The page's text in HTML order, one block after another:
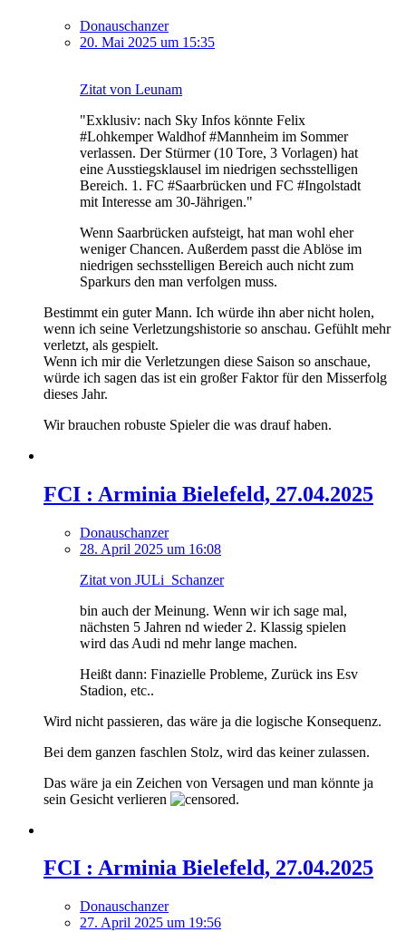
Donauschanzer
20. Mai 2025 um 15:35
Zitat von Leunam
"Exklusiv: nach Sky Infos könnte Felix
#Lohkemper Waldhof #Mannheim im Sommer
verlassen. Der Stürmer (10 Tore, 3 Vorlagen) hat
eine Ausstiegsklausel im niedrigen sechsstelligen
Bereich. 1. FC #Saarbrücken und FC #Ingolstadt
mit Interesse am 30-Jährigen."
Wenn Saarbrücken aufsteigt, hat man wohl eher
weniger Chancen. Außerdem passt die Ablöse im
niedrigen sechsstelligen Bereich auch nicht zum
Sparkurs den man verfolgen muss.
Bestimmt ein guter Mann. Ich würde ihn aber nicht holen,
wenn ich seine Verletzungshistorie so anschau. Gefühlt mehr
verletzt, als gespielt.
Wenn ich mir die Verletzungen diese Saison so anschaue,
würde ich sagen das ist ein großer Faktor für den Misserfolg
dieses Jahr.
Wir brauchen robuste Spieler die was drauf haben.
FCI : Arminia Bielefeld, 27.04.2025
Donauschanzer
28. April 2025 um 16:08
Zitat von JULi_Schanzer
bin auch der Meinung. Wenn wir ich sage mal,
nächsten 5 Jahren nd wieder 2. Klassig spielen
wird das Audi nd mehr lange machen.
Heißt dann: Finazielle Probleme, Zurück ins Esv
Stadion, etc..
Wird nicht passieren, das wäre ja die logische Konsequenz.
Bei dem ganzen faschlen Stolz, wird das keiner zulassen.
Das wäre ja ein Zeichen von Versagen und man könnte ja
sein Gesicht verlieren
.
FCI : Arminia Bielefeld, 27.04.2025
Donauschanzer
27. April 2025 um 19:56